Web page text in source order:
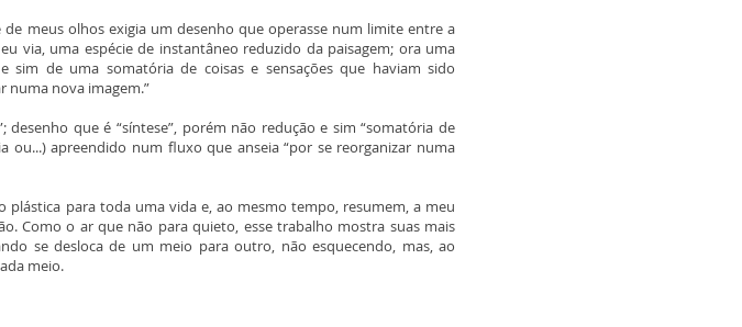
meus olhos exigia um desenho que operasse num limite entre a
via, uma espécie de instantâneo reduzido da paisagem; ora uma
de uma somatória de coisas e sensações que haviam sido
numa nova imagem.”
que é “síntese”, porém não redução e sim “somatória de
ou...) apreendido num fluxo que anseia “por se reorganizar numa
para toda uma vida e, ao mesmo tempo, resumem, a meu
Como o ar que não para quieto, esse trabalho mostra suas mais
se desloca de um meio para outro, não esquecendo, mas, ao
meio.